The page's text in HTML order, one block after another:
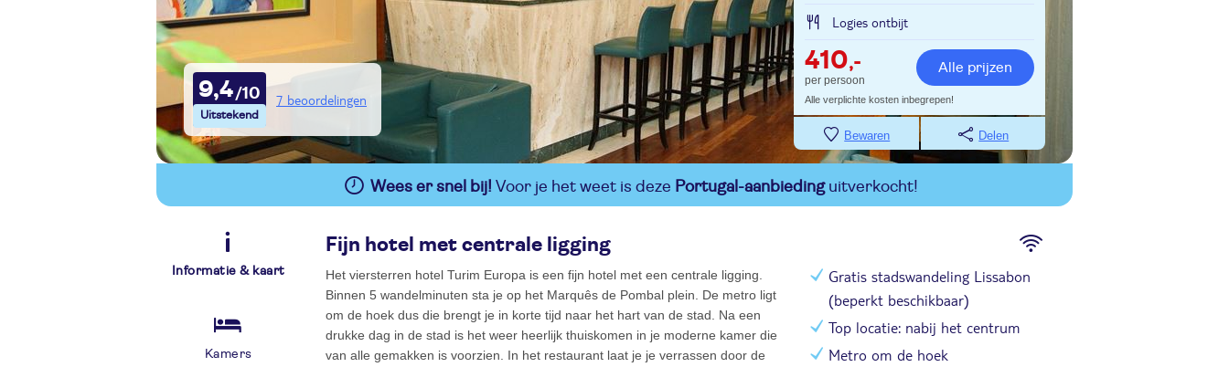
9,4 7 beoordelingen
Logies ontbijt
410,-
per persoon
Alle prijzen
Alle verplichte kosten inbegrepen!
Bewaren Delen
Wees er snel bij! Voor je het weet is deze Portugal-aanbiedinguitverkocht!
Informatie & kaart
Kamers
Fijn hotel met centrale ligging
Het viersterren hotel Turim Europa is een fijn hotel met een centrale ligging.
Binnen 5 wandelminuten sta je op het Marquês de Pombal plein. De metro ligt
om de hoek dus die brengt je in korte tijd naar het hart van de stad. Na een
drukke dag in de stad is het weer heerlijk thuiskomen in je moderne kamer die
van alle gemakken is voorzien. In het restaurant laat je je verrassen door de
Gratis stadswandeling Lissabon
(beperkt beschikbaar)
Top locatie: nabij het centrum
Metro om de hoek